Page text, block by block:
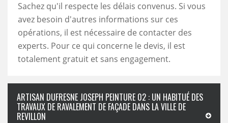
Sachez qu'il respecte les délais convenus. Si vous
avez besoin d'autres informations sur ces
opérations, il est nécessaire de contacter des
experts. Pour ce qui concerne le devis, il est
totalement gratuit et sans engagement.
ARTISAN DUFRESNE JOSEPH PEINTURE 02 : UN HABITUÉ DES
TRAVAUX DE RAVALEMENT DE FAÇADE DANS LA VILLE DE
REVILLON